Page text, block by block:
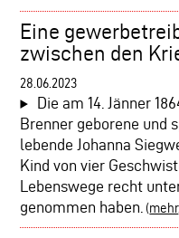
Eine
zwischen den
28.06.2023
Die am 14. Jänner
Brenner geborene und
lebende Johanna
Kind von vier
Lebenswege recht
genommen haben. (mehr